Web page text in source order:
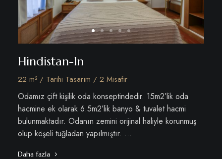
Hindistan-In
22 m² / Tarihi Tasarım / 2 Misafir
Odamız çift kişilik oda konseptindedir. 15m2’lik oda
hacmine ek olarak 6.5m2’lik banyo & tuvalet hacmi
bulunmaktadır. Odanın zemini orijinal haliyle korunmuş
olup köşeli tuğladan yapılmıştır. …
Daha fazla